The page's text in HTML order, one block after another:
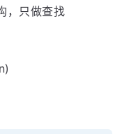
，只做查找